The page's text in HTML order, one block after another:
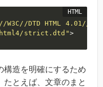
W3C//DTD HTML 4.01//EN"
html4/strict.dtd">
構造を明確にするため
とえば、文章のまと